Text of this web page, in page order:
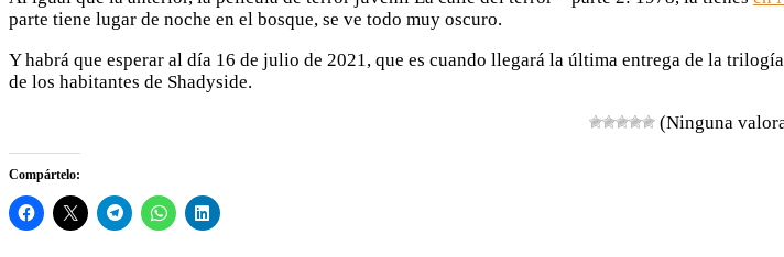
parte tiene lugar de noche en el bosque, se ve todo muy oscuro.
Y habrá que esperar al día 16 de julio de 2021, que es cuando llegará la última entrega de la
de los habitantes de Shadyside.
(Ninguna
Compártelo: